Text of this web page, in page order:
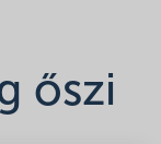
őszi